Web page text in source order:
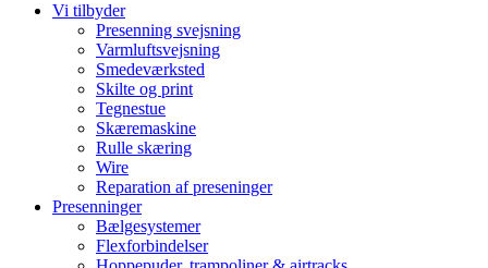
Vi tilbyder
Presenning svejsning
Varmluftsvejsning
Smedeværksted
Skilte og print
Tegnestue
Skæremaskine
Rulle skæring
Wire
Reparation af preseninger
Presenninger
Bælgesystemer
Flexforbindelser